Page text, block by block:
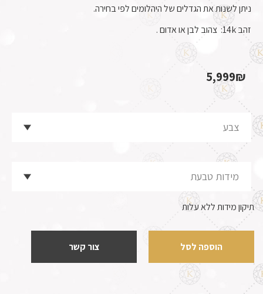
ניתן לשנות את הגדלים של היהלומים לפי בחירה.
זהב 14k: צהוב לבן או אדום .
5,999₪
תיקון מידות ללא עלות
הוספה לסל צור קשר